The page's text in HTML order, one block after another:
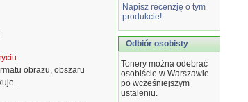
obrazu, obszaru
Napisz recenzję o tym
produkcie!
Odbiór osobisty
Tonery można odebrać
osobiście w Warszawie
po wcześniejszym
ustaleniu.